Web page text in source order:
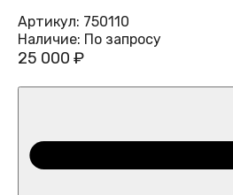
Артикул: 750110
Наличие: По запросу
25 000 ₽